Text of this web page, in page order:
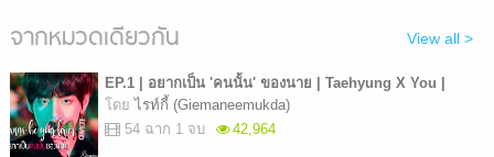
จากหมวดเดียวกัน View all >
EP.1 | อยากเป็น 'คนนั้น' ของนาย | Taehyung X You |
โดย ไรท์กี้ (Giemaneemukda)
54 ฉาก 1 จบ
42,964